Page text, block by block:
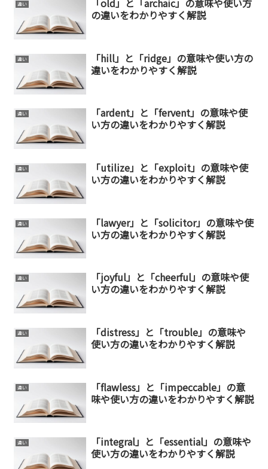
違い
「old」と「archaic」の意味や使い方
の違いをわかりやすく解説
違い
「hill」と「ridge」の意味や使い方の
違いをわかりやすく解説
違い
「ardent」と「fervent」の意味や使
い方の違いをわかりやすく解説
違い
「utilize」と「exploit」の意味や使
い方の違いをわかりやすく解説
違い
「lawyer」と「solicitor」の意味や使
い方の違いをわかりやすく解説
違い
「joyful」と「cheerful」の意味や使
い方の違いをわかりやすく解説
違い
「distress」と「trouble」の意味や
使い方の違いをわかりやすく解説
違い
「flawless」と「impeccable」の意
味や使い方の違いをわかりやすく解説
違い
「integral」と「essential」の意味や
使い方の違いをわかりやすく解説